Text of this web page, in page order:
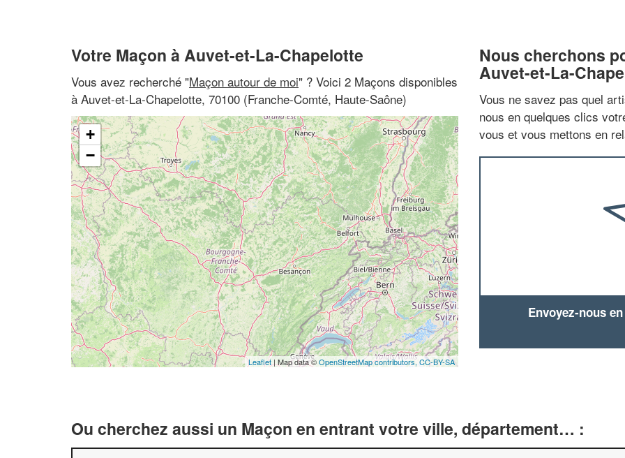
Votre Maçon à Auvet-et-La-Chapelotte
Vous avez recherché "Maçon autour de moi" ? Voici 2 Maçons disponibles
à Auvet-et-La-Chapelotte, 70100 (Franche-Comté, Haute-Saône)
+
−
Leaflet | Map data ©OpenStreetMap contributors,CC-BY-SA
Nous cherchons
Auvet-et-La-
Vous ne savez pas quel
nous en quelques clics
vous et vous mettons en
Envoyez-nous
Ou cherchez aussi un Maçon en entrant votre ville, département… :